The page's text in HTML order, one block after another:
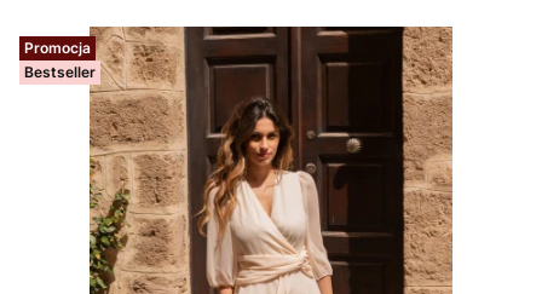
Promocja
Bestseller